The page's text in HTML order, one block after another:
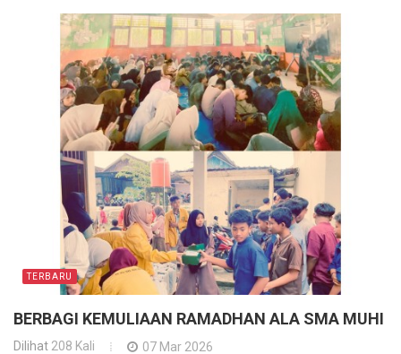
TERBARU
BERBAGI KEMULIAAN RAMADHAN ALA SMA MUHI
Dilihat 208 Kali 07 Mar 2026